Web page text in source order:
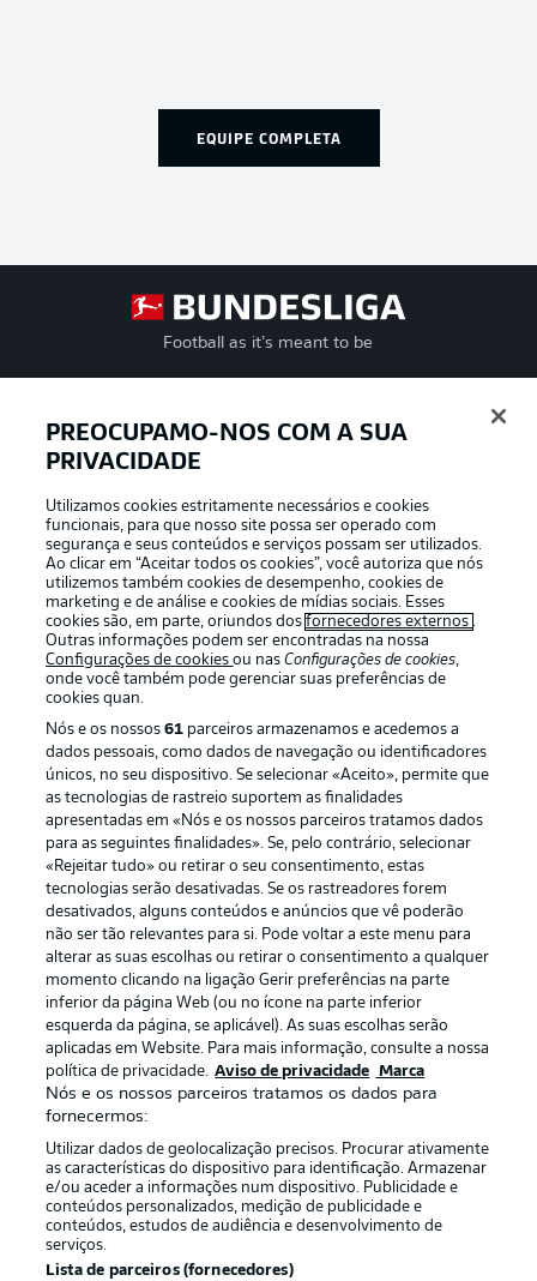
EQUIPE COMPLETA
Football as it’s meant to be
APLICATIVO DA BUNDESLIGA
Oferecido por
Publicidade Avisos legais
Gerir preferências Aviso de privacidade
Trabalhe conosco
Marca Contato
Jogadores
© 2026 Bundesliga-Gruppe GmbH
PREOCUPAMO-NOS COM A SUA
PRIVACIDADE
Utilizamos cookies estritamente necessários e cookies
funcionais, para que nosso site possa ser operado com
segurança e seus conteúdos e serviços possam ser utilizados.
Ao clicar em “Aceitar todos os cookies”, você autoriza que nós
utilizemos também cookies de desempenho, cookies de
marketing e de análise e cookies de mídias sociais. Esses
cookies são, em parte, oriundos dosfornecedores externos .
Outras informações podem ser encontradas na nossa
Configurações de cookiesou nasConfigurações de cookies,
onde você também pode gerenciar suas preferências de
cookies quan.
Nós e os nossos61 parceiros armazenamos e acedemos a
dados pessoais, como dados de navegação ou identificadores
únicos, no seu dispositivo. Se selecionar «Aceito», permite que
as tecnologias de rastreio suportem as finalidades
apresentadas em «Nós e os nossos parceiros tratamos dados
para as seguintes finalidades». Se, pelo contrário, selecionar
«Rejeitar tudo» ou retirar o seu consentimento, estas
tecnologias serão desativadas. Se os rastreadores forem
desativados, alguns conteúdos e anúncios que vê poderão
não ser tão relevantes para si. Pode voltar a este menu para
alterar as suas escolhas ou retirar o consentimento a qualquer
momento clicando na ligação Gerir preferências na parte
inferior da página Web (ou no ícone na parte inferior
esquerda da página, se aplicável). As suas escolhas serão
aplicadas em Website. Para mais informação, consulte a nossa
política de privacidade. Aviso de privacidade Marca
Nós e os nossos parceiros tratamos os dados para
fornecermos:
Utilizar dados de geolocalização precisos. Procurar ativamente
as características do dispositivo para identificação. Armazenar
e/ou aceder a informações num dispositivo. Publicidade e
conteúdos personalizados, medição de publicidade e
conteúdos, estudos de audiência e desenvolvimento de
serviços.
Lista de parceiros (fornecedores)